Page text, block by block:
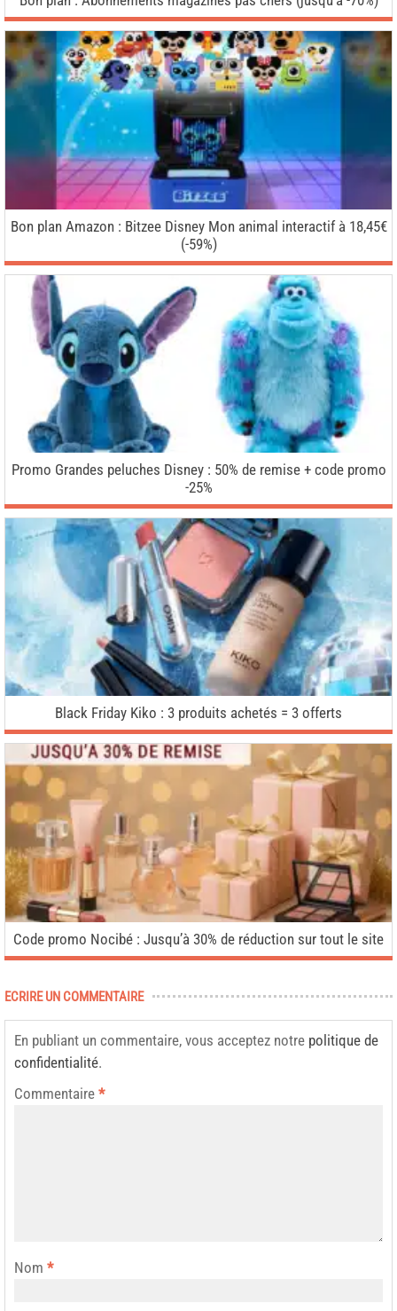
Bon plan Amazon : Bitzee Disney Mon animal interactif à 18,45€
(-59%)
Promo Grandes peluches Disney : 50% de remise + code promo
-25%
Black Friday Kiko : 3 produits achetés = 3 offerts
Code promo Nocibé : Jusqu’à 30% de réduction sur tout le site
ECRIRE UN COMMENTAIRE
En publiant un commentaire, vous acceptez notre politique de
confidentialité.
Commentaire *
Nom *